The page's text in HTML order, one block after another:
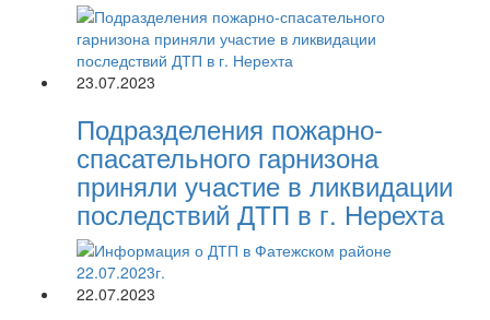
23.07.2023
Подразделения пожарно-
спасательного гарнизона
приняли участие в ликвидации
последствий ДТП в г. Нерехта
22.07.2023